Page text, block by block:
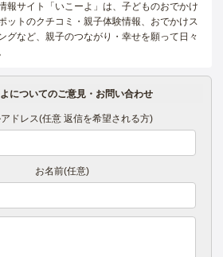
報サイト「いこーよ」は、子どものおでかけ
ットのクチコミ・親子体験情報、おでかけス
グなど、親子のつながり・幸せを願って日々
についてのご意見・お問い合わせ
ドレス(任意 返信を希望される方)
お名前(任意)